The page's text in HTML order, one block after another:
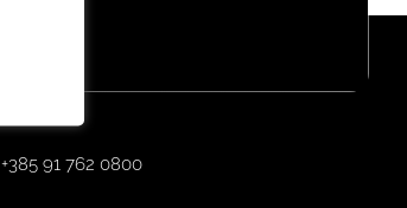
+385 91 762 0800